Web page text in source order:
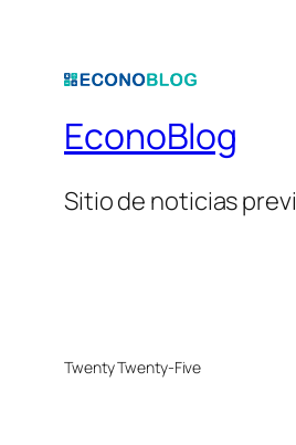
EconoBlog
Sitio de noticias
Twenty Twenty-Five